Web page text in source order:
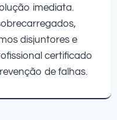
imediata.
disjuntores e
certificado
de falhas.